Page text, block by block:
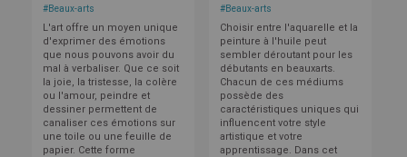
#Beaux-arts
L'art offre un moyen unique
d'exprimer des émotions
que nous pouvons avoir du
mal à verbaliser. Que ce soit
la joie, la tristesse, la colère
ou l'amour, peindre et
dessiner permettent de
canaliser ces émotions sur
une toile ou une feuille de
papier. Cette forme
#Beaux-arts
Choisir entre l'aquarelle et la
peinture à l'huile peut
sembler déroutant pour les
débutants en beauxarts.
Chacun de ces médiums
possède des
caractéristiques uniques qui
influencent votre style
artistique et votre
apprentissage. Dans cet